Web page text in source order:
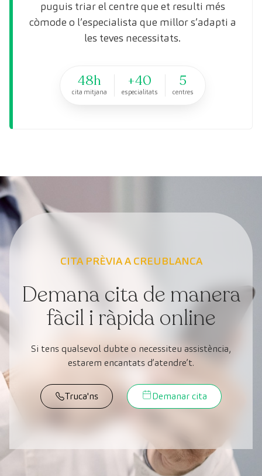
puguis triar el centre que et resulti més
còmode o l’especialista que millor s’adapti a
les teves necessitats.
48h
cita mitjana
+40
especialitats
5
centres
CITA PRÈVIA A CREUBLANCA
Demana cita de manera
fàcil i ràpida online
Si tens qualsevol dubte o necessiteu assistència,
estarem encantats d’atendre’t.
Truca'ns Demanar cita